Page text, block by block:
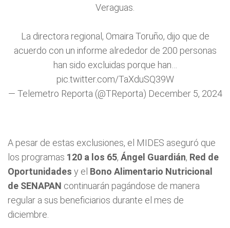
Veraguas.
La directora regional, Omaira Toruño, dijo que de
acuerdo con un informe alrededor de 200 personas
han sido excluidas porque han…
pic.twitter.com/TaXduSQ39W
— Telemetro Reporta (@TReporta) December 5, 2024
A pesar de estas exclusiones, el MIDES aseguró que
los programas 120 a los 65, Ángel Guardián, Red de
Oportunidades y el Bono Alimentario Nutricional
de SENAPAN continuarán pagándose de manera
regular a sus beneficiarios durante el mes de
diciembre.